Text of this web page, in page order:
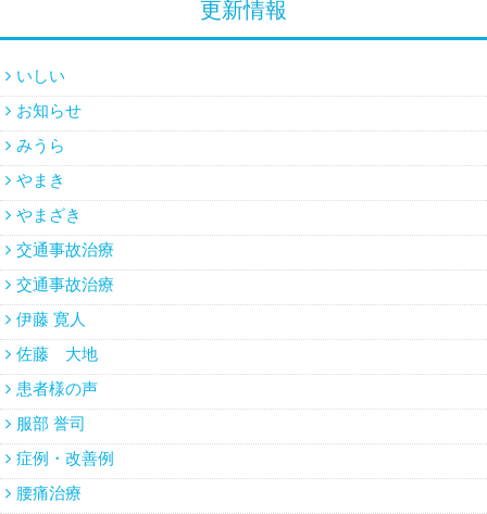
更新情報
いしい
お知らせ
みうら
やまき
やまざき
交通事故治療
交通事故治療
伊藤 寛人
佐藤 大地
患者様の声
服部 誉司
症例・改善例
腰痛治療